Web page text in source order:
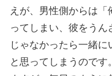
えが、男性側からは
ってしまい、彼をうん
じゃなかったら一緒に
と思ってしまうのです